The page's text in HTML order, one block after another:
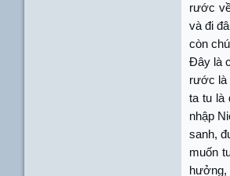
rước
và đi
còn
Đây là
rước là
ta tu là
nhập
sanh,
muốn
hưởng,